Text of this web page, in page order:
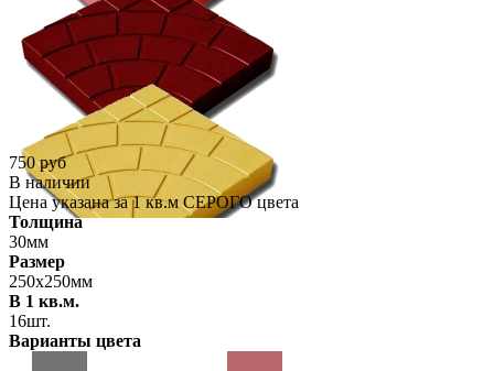
750 руб
В наличии
Цена указана за 1 кв.м СЕРОГО цвета
Толщина
30мм
Размер
250х250мм
В 1 кв.м.
16шт.
Варианты цвета